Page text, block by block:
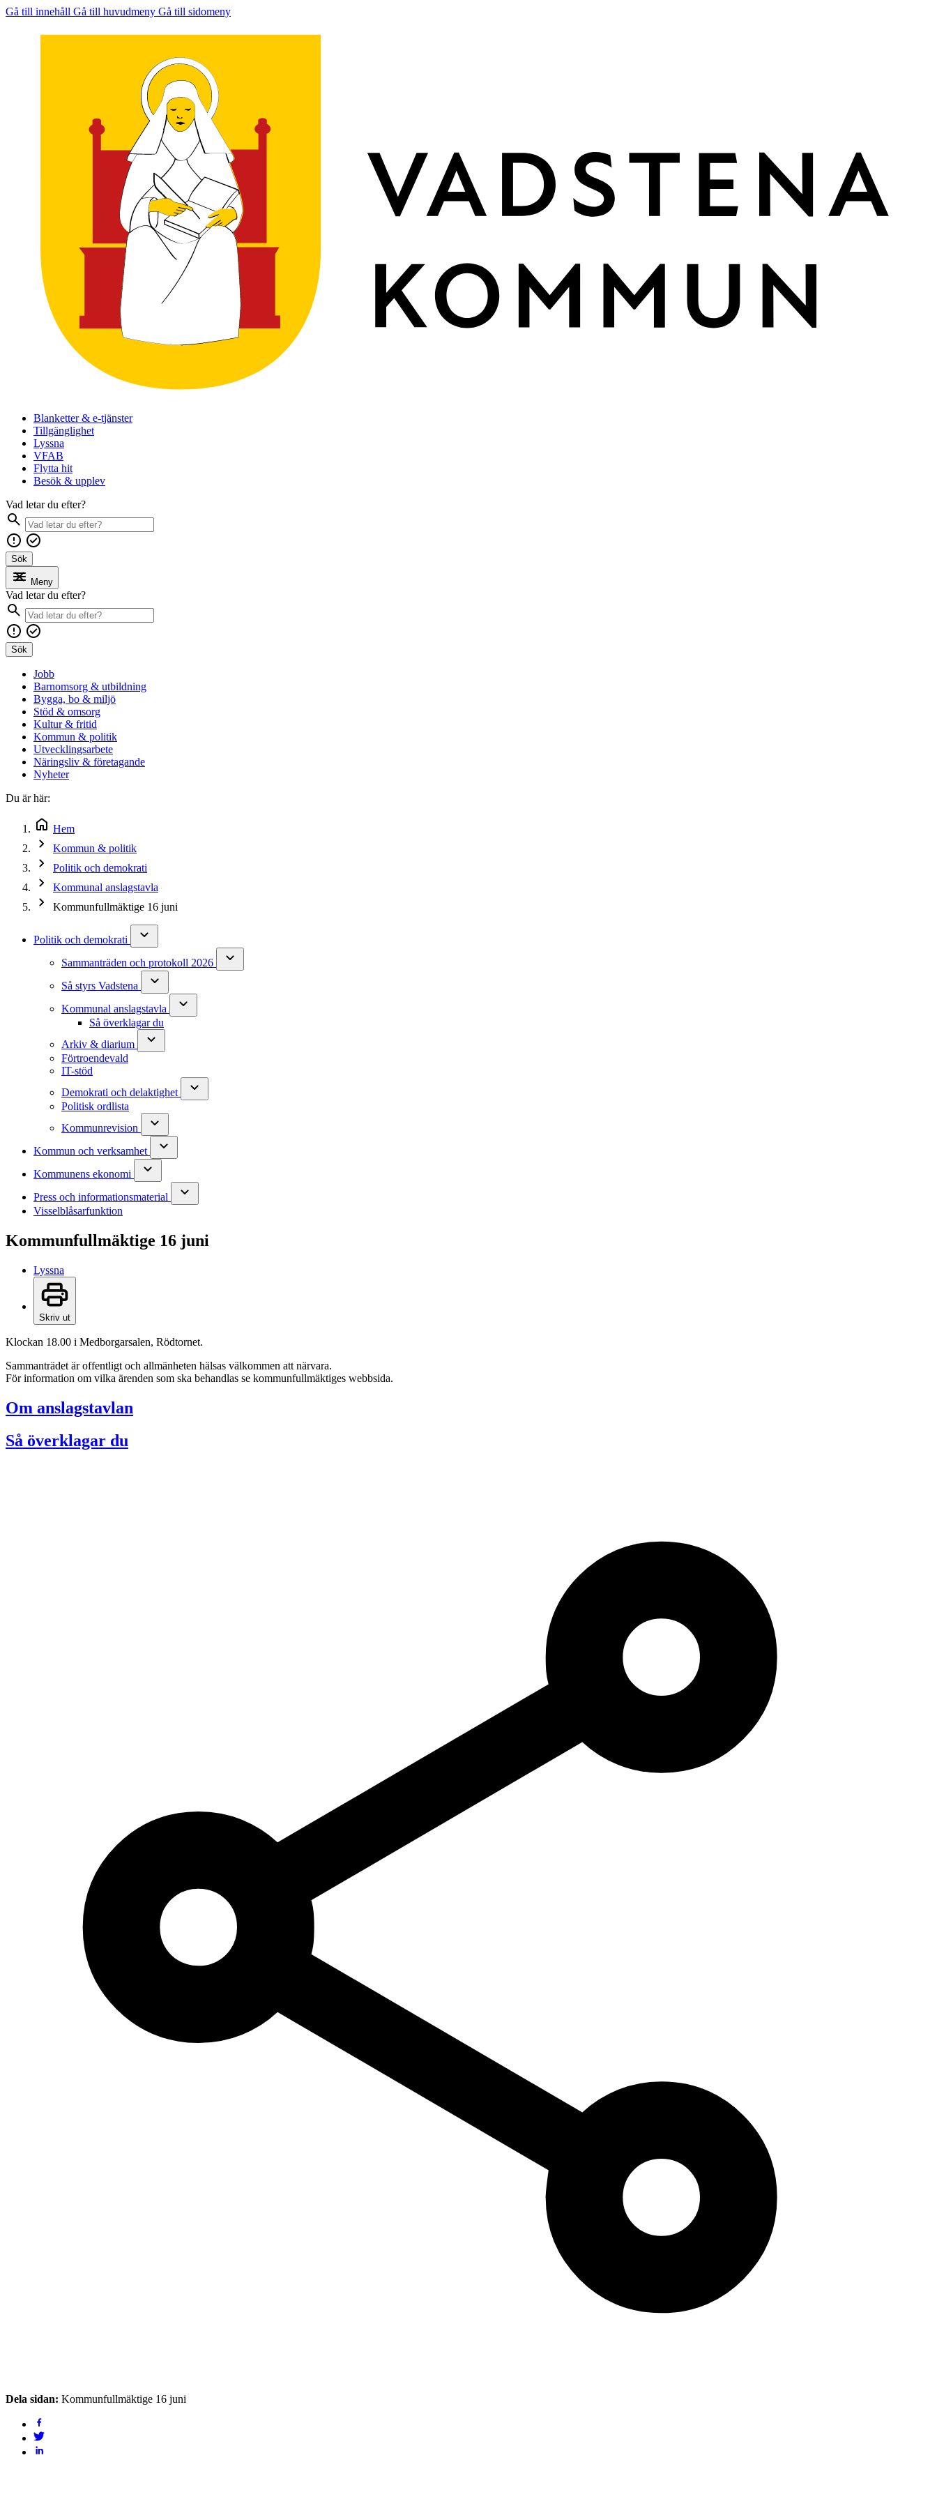
Gå till innehåll Gå till huvudmeny Gå till sidomeny
Blanketter & e-tjänster
Tillgänglighet
Lyssna
VFAB
Flytta hit
Besök & upplev
Vad letar du efter?
Sök
Meny
Vad letar du efter?
Sök
Jobb
Barnomsorg & utbildning
Bygga, bo & miljö
Stöd & omsorg
Kultur & fritid
Kommun & politik
Utvecklingsarbete
Näringsliv & företagande
Nyheter
Du är här:
Hem
Kommun & politik
Politik och demokrati
Kommunal anslagstavla
Kommunfullmäktige 16 juni
Politik och demokrati
Sammanträden och protokoll 2026
Så styrs Vadstena
Kommunal anslagstavla
Så överklagar du
Arkiv & diarium
Förtroendevald
IT-stöd
Demokrati och delaktighet
Politisk ordlista
Kommunrevision
Kommun och verksamhet
Kommunens ekonomi
Press och informationsmaterial
Visselblåsarfunktion
Kommunfullmäktige 16 juni
Lyssna
Skriv ut
Klockan 18.00 i Medborgarsalen, Rödtornet.
Sammanträdet är offentligt och allmänheten hälsas välkommen att närvara.
För information om vilka ärenden som ska behandlas se kommunfullmäktiges webbsida.
Om anslagstavlan
Så överklagar du
Dela sidan: Kommunfullmäktige 16 juni